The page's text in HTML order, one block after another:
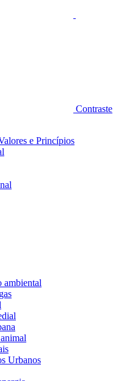
Contraste
e Princípios
ambiental
Urbanos